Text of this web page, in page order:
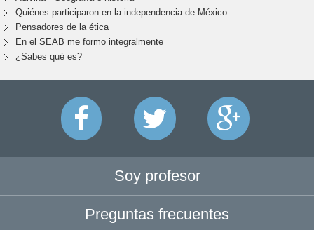
Quiénes participaron en la independencia de México
Pensadores de la ética
En el SEAB me formo integralmente
¿Sabes qué es?
Soy profesor
Preguntas frecuentes